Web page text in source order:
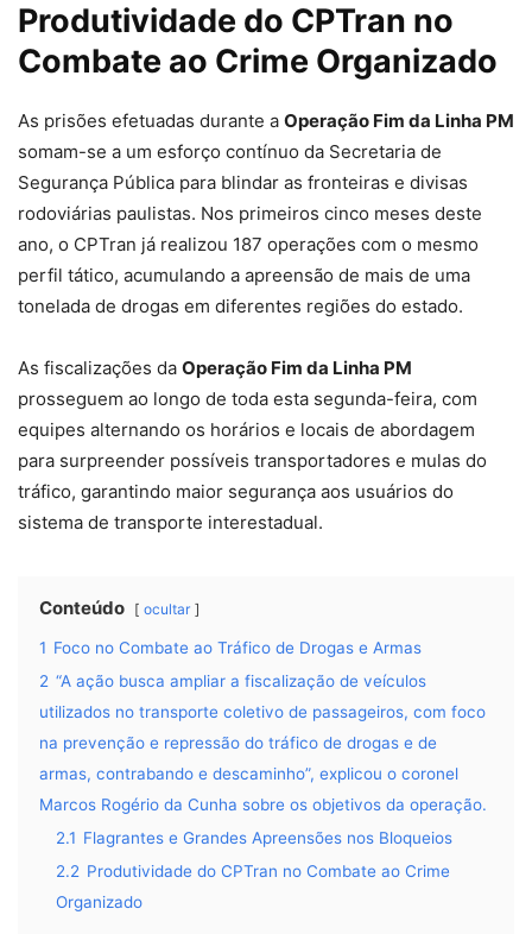
Produtividade do CPTran no
Combate ao Crime Organizado
As prisões efetuadas durante a Operação Fim da Linha PM
somam-se a um esforço contínuo da Secretaria de
Segurança Pública para blindar as fronteiras e divisas
rodoviárias paulistas. Nos primeiros cinco meses deste
ano, o CPTran já realizou 187 operações com o mesmo
perfil tático, acumulando a apreensão de mais de uma
tonelada de drogas em diferentes regiões do estado.
As fiscalizações da Operação Fim da Linha PM
prosseguem ao longo de toda esta segunda-feira, com
equipes alternando os horários e locais de abordagem
para surpreender possíveis transportadores e mulas do
tráfico, garantindo maior segurança aos usuários do
sistema de transporte interestadual.
Conteúdo ocultar
1 Foco no Combate ao Tráfico de Drogas e Armas
2 “A ação busca ampliar a fiscalização de veículos
utilizados no transporte coletivo de passageiros, com foco
na prevenção e repressão do tráfico de drogas e de
armas, contrabando e descaminho”, explicou o coronel
Marcos Rogério da Cunha sobre os objetivos da operação.
2.1 Flagrantes e Grandes Apreensões nos Bloqueios
2.2 Produtividade do CPTran no Combate ao Crime
Organizado